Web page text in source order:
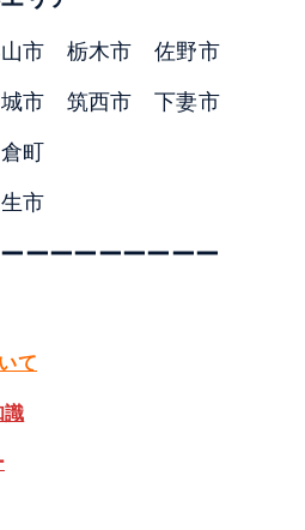
栃木市 佐野市
筑西市 下妻市
町
市
ーーーーーーーー
て
識